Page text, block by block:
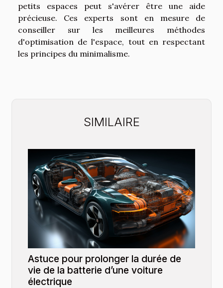
petits espaces peut s'avérer être une aide
précieuse. Ces experts sont en mesure de
conseiller sur les meilleures méthodes
d'optimisation de l'espace, tout en respectant
les principes du minimalisme.
SIMILAIRE
Astuce pour prolonger la durée de
vie de la batterie d’une voiture
électrique